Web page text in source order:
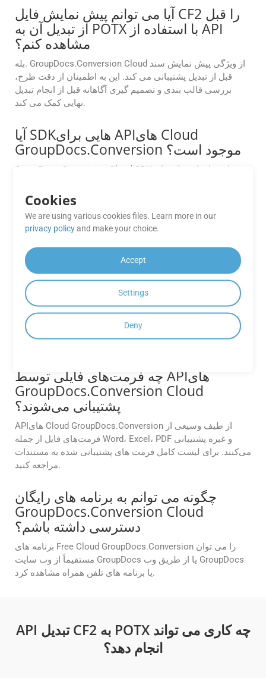
آیا می توانم پیش نمایش فایل CF2 را قبل
از تبدیل آن به POTX با استفاده از API
مشاهده کنم؟
بله. GroupDocs.Conversion Cloud از ویژگی پیش نمایش سند
قبل از تبدیل پشتیبانی می کند. این به اطمینان از دقت طرح،
بررسی قالب بندی و تصمیم گیری آگاهانه قبل از انجام تبدیل
نهایی کمک می کند.
آیا SDKهایی برای APIهای Cloud
GroupDocs.Conversion موجود است؟
GroupDocs.Conversion Cloud SDK هایی را برای زبان های
Node.js، Python، Ruby، cURL و Go فراهم می کند و ادغام آن
توانم با استفاده از APIهای
GroupDocs.Conversion Cloud انجام
دهم وجود دارد؟
APIهای Cloud GroupDocs.Conversion بر اساس طرح اشتراک
شما محدودیت‌های تبدیل انعطاف‌پذیری را ارائه می‌کنند. برای
اطلاعات بیشتر در مورد محدودیت های تبدیل با پشتیبانی
چه فرمت‌های فایلی توسط APIهای
GroupDocs.Conversion Cloud
پشتیبانی می‌شوند؟
APIهای Cloud GroupDocs.Conversion از طیف وسیعی از
فرمت‌های فایل از جمله Word، Excel، PDF و غیره پشتیبانی
می‌کنند. برای لیست کامل فرمت های پشتیبانی شده به مستندات
مراجعه کنید.
چگونه می توانم به برنامه های رایگان
GroupDocs.Conversion Cloud
دسترسی داشته باشم؟
برنامه های Free Cloud GroupDocs.Conversion را می توان
مستقیماً از وب سایت GroupDocs یا از طریق وب GroupDocs
یا برنامه های تلفن همراه مشاهده کرد.
API تبدیل CF2 به POTX چه کاری می تواند
انجام دهد؟
Cookies
We are using various cookies files. Learn more in our
privacy policyand make your choice.
Accept
Settings
Deny